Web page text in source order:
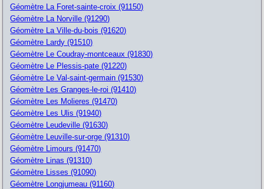
Géomètre La Foret-sainte-croix (91150)
Géomètre La Norville (91290)
Géomètre La Ville-du-bois (91620)
Géomètre Lardy (91510)
Géomètre Le Coudray-montceaux (91830)
Géomètre Le Plessis-pate (91220)
Géomètre Le Val-saint-germain (91530)
Géomètre Les Granges-le-roi (91410)
Géomètre Les Molieres (91470)
Géomètre Les Ulis (91940)
Géomètre Leudeville (91630)
Géomètre Leuville-sur-orge (91310)
Géomètre Limours (91470)
Géomètre Linas (91310)
Géomètre Lisses (91090)
Géomètre Longjumeau (91160)